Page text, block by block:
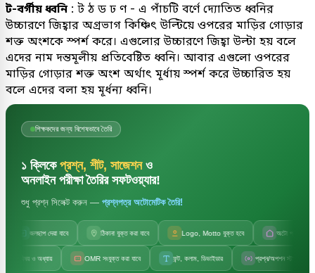
ট-বর্গীয় ধ্বনি : ট ঠ ড ঢ ণ - এ পাঁচটি বর্ণে দ্যোতিত ধ্বনির
উচ্চারণে জিহ্বার অগ্রভাগ কিঞ্চিৎ উল্টিয়ে ওপরের মাড়ির গোড়ার
শক্ত অংশকে স্পর্শ করে। এগুলোর উচ্চারণে জিহ্বা উল্টা হয় বলে
এদের নাম দন্তমূলীয় প্রতিবেষ্টিত ধ্বনি। আবার এগুলো ওপরের
মাড়ির গোড়ার শক্ত অংশ অর্থাৎ মূর্ধায় স্পর্শ করে উচ্চারিত হয়
বলে এদের বলা হয় মূর্ধন্য ধ্বনি।
শিক্ষকদের জন্য বিশেষভাবে তৈরি
১ ক্লিকে প্রশ্ন, শীট, সাজেশনও
অনলাইন পরীক্ষা তৈরির সফটওয়্যার!
শুধু প্রশ্ন সিলেক্ট করুন — প্রশ্নপত্র অটোমেটিক তৈরি!
জলছাপ দেয়া যাবে ঠিকানা যুক্ত করা যাবে Logo, Motto যুক্ত হবে অটো প্রতিষ্ঠানের
বিষয় ও অধ্যায় OMR সংযুক্ত করা যাবে ফন্ট, কলাম, ডিভাইডার প্রশ্ন/অপশন স্টাইল পরিবর্তন